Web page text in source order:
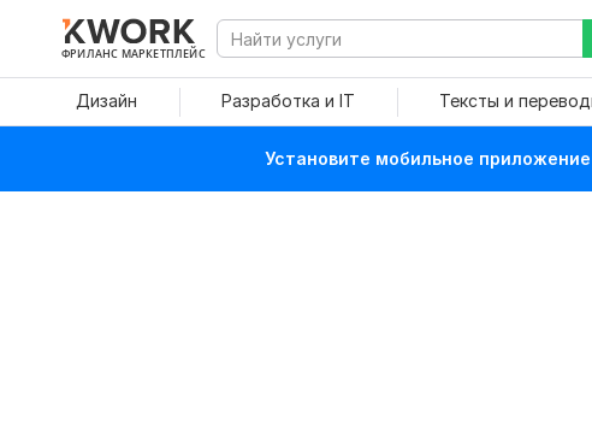
ФРИЛАНС МАРКЕТПЛЕЙС
Дизайн Разработка и IT Тексты и
Установите мобильное